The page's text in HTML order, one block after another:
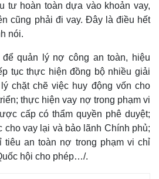
tư hoàn toàn dựa vào khoản vay,
cũng phải đi vay. Đây là điều hết
nói.
quản lý nợ công an toàn, hiệu
tục thực hiện đồng bộ nhiều giải
chặt chẽ việc huy động vốn cho
thực hiện vay nợ trong phạm vi
cấp có thẩm quyền phê duyệt;
cho vay lại và bảo lãnh Chính phủ;
tiêu an toàn nợ trong phạm vi chỉ
hội cho phép…/.